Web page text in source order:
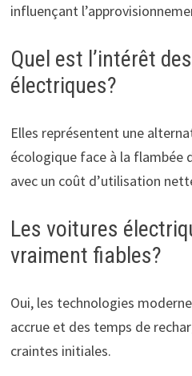
influençant
Quel est l’intérêt
électriques?
Elles représentent une
écologique face à la flambée
avec un coût d’utilisation
Les voitures
vraiment fiables?
Oui, les technologies
accrue et des temps de
craintes initiales.